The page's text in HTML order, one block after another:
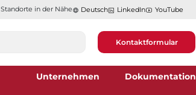
Standorte in der Nähe​​​​​​​ Deutsch LinkedIn YouTube
Kontaktformular
Unternehmen Dokumentation